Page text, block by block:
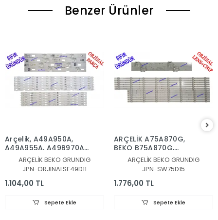
Benzer Ürünler
Arçelik, A49A950A,
A49A955A, A49B970A
LED BAR, Beko,
B49B970A, B49A955A,
B49A950A, LED BAR,
Grundig, 49GEU8955B,
49GEU8965B,
49GFU8960B,
ARÇELİK BEKO GRUNDIG
JPN-ORJINALSE49D11
1.104,00 TL
Sepete Ekle
ARÇELİK A75A870G,
BEKO B75A870G,
GRUNDIG, 75GEU8910G,
LED BAR, SW75D15L-
ZC66AG-05D,
303SW750036D 8 LEDLİ,
05D 303SW750037D 7
ARÇELİK BEKO GRUNDIG
JPN-SW75D15
1.776,00 TL
Sepete Ekle